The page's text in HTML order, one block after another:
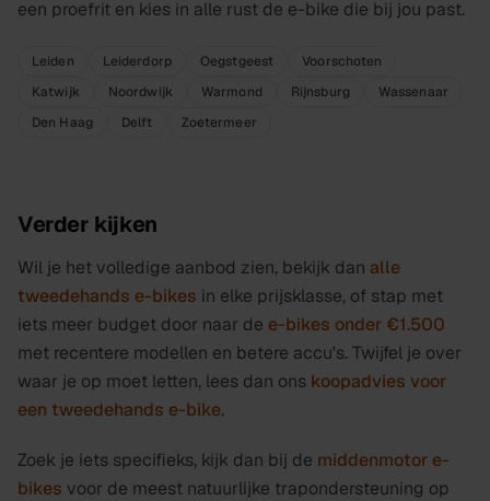
een proefrit en kies in alle rust de e-bike die bij jou past.
Leiden Leiderdorp Oegstgeest
Voorschoten
Katwijk
Noordwijk Warmond Rijnsburg
Wassenaar
Den Haag
Delft Zoetermeer
Verder kijken
Wil je het volledige aanbod zien, bekijk dan alle
tweedehands e-bikes in elke prijsklasse, of stap met
iets meer budget door naar de e-bikes onder €1.500
met recentere modellen en betere accu's. Twijfel je over
waar je op moet letten, lees dan ons koopadvies voor
een tweedehands e-bike.
Zoek je iets specifieks, kijk dan bij de middenmotor e-
bikes voor de meest natuurlijke trapondersteuning op